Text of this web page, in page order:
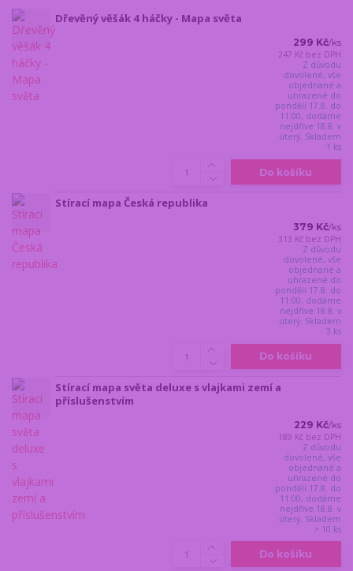
Dřevěný věšák 4 háčky - Mapa světa
299 Kč/ks
247 Kč bez DPH
Z důvodu
dovolené, vše
objednané a
uhrazené do
pondělí 17.8. do
11:00, dodáme
nejdříve 18.8. v
úterý. Skladem
1 ks
Do košíku
Stírací mapa Česká republika
379 Kč/ks
313 Kč bez DPH
Z důvodu
dovolené, vše
objednané a
uhrazené do
pondělí 17.8. do
11:00, dodáme
nejdříve 18.8. v
úterý. Skladem
3 ks
Do košíku
Stírací mapa světa deluxe s vlajkami zemí a
příslušenstvím
229 Kč/ks
189 Kč bez DPH
Z důvodu
dovolené, vše
objednané a
uhrazené do
pondělí 17.8. do
11:00, dodáme
nejdříve 18.8. v
úterý. Skladem
> 10 ks
Do košíku